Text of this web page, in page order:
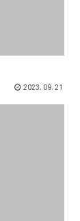
2023.09.21